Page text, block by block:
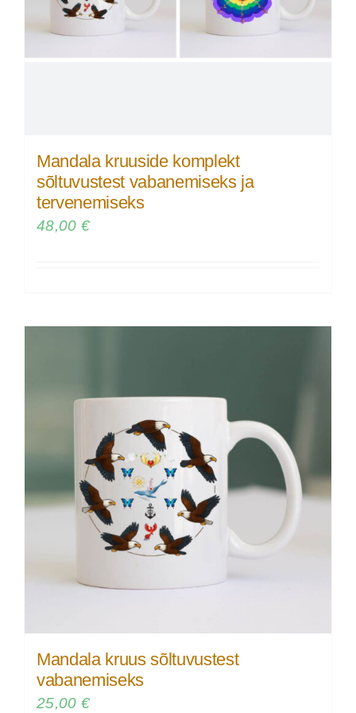
Mandala kruuside komplekt
sõltuvustest vabanemiseks ja
tervenemiseks
48,00 €
Mandala kruus sõltuvustest
vabanemiseks
25,00 €